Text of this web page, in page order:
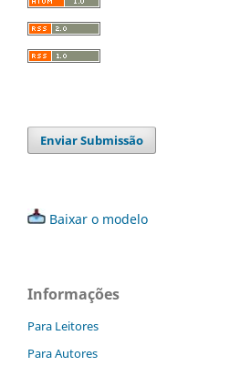
Enviar Submissão
Baixar o modelo
Informações
Para Leitores
Para Autores